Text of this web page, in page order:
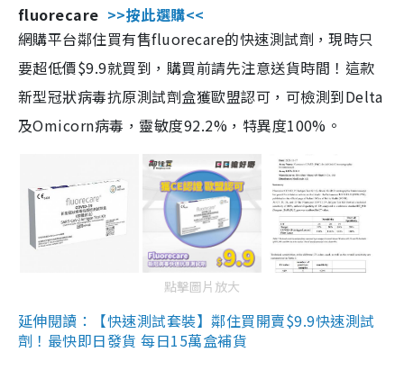
fluorecare >>按此選購<<
網購平台鄰住買有售fluorecare的快速測試劑，現時只
要超低價$9.9就買到，購買前請先注意送貨時間！這款
新型冠狀病毒抗原測試劑盒獲歐盟認可，可檢測到Delta
及Omicorn病毒，靈敏度92.2%，特異度100%。
點擊圖片放大
延伸閱讀：【快速測試套裝】鄰住買開賣$9.9快速測試
劑！最快即日發貨 每日15萬盒補貨